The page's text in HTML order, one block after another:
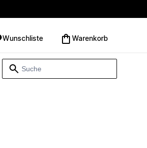
Wunschliste Warenkorb